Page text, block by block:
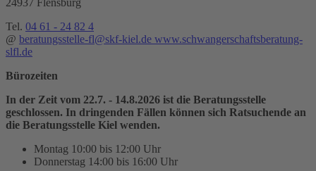
24937 Flensburg
Tel. 04 61 - 24 82 4
@ beratungsstelle-fl@skf-kiel.de www.schwangerschaftsberatung-
slfl.de
Bürozeiten
In der Zeit vom 22.7. - 14.8.2026 ist die Beratungsstelle
geschlossen. In dringenden Fällen können sich Ratsuchende an
die Beratungsstelle Kiel wenden.
Montag 10:00 bis 12:00 Uhr
Donnerstag 14:00 bis 16:00 Uhr